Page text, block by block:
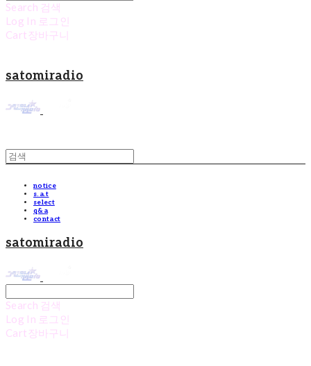
Search 검색
Log In 로그인
Cart 장바구니
satomiradio
notice
s.a.t
select
q&a
contact
satomiradio
Search 검색
Log In 로그인
Cart 장바구니